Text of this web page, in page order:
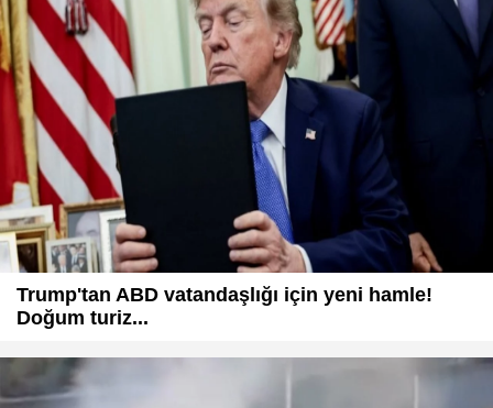
Trump'tan ABD vatandaşlığı için yeni hamle!
Doğum turiz...